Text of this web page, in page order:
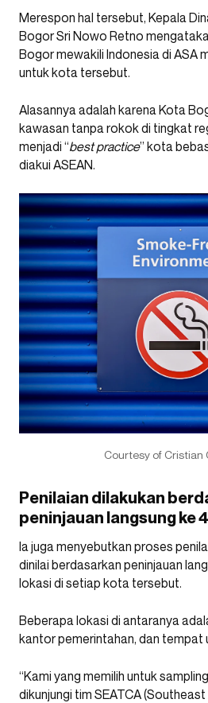
Merespon hal tersebut, Kepala
Bogor Sri Nowo Retno
Bogor mewakili Indonesia di ASA
untuk kota tersebut.
Alasannya adalah karena Kota
kawasan tanpa rokok di tingkat
menjadi “best practice” kota
diakui ASEAN.
Courtesy of Cristian
Penilaian dilakukan
peninjauan langsung ke
Ia juga menyebutkan proses
dinilai berdasarkan peninjauan
lokasi di setiap kota tersebut.
Beberapa lokasi di antaranya
kantor pemerintahan, dan tempat
“Kami yang memilih untuk
dikunjungi tim SEATCA